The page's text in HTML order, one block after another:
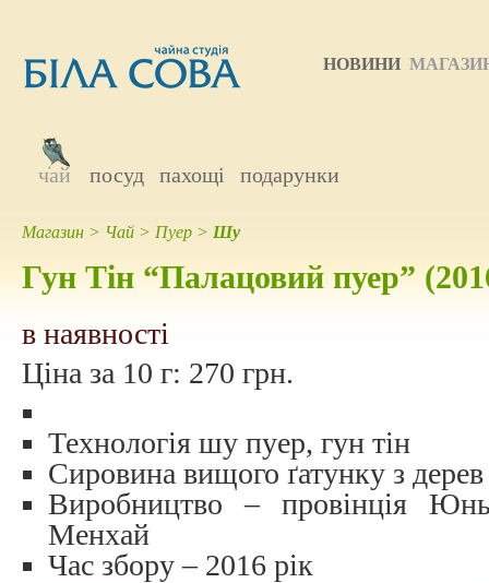
НОВИНИ
чай посуд пахощі подарунки
Магазин > Чай > Пуер > Шу
Гун Тін “Палацовий пуер”
в наявності
Ціна за 10 г: 270 грн.
Технологія шу пуер, гун тін
Сировина вищого ґатунку з дерев
Виробництво – провінція
Менхай
Час збору – 2016 рік